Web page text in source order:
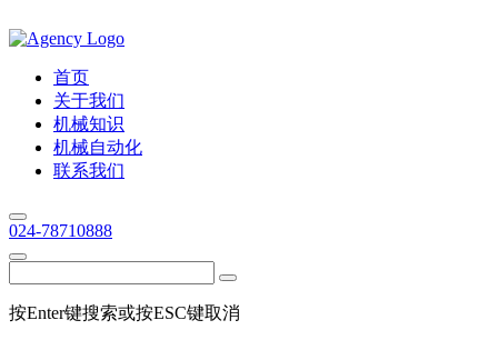
首页
关于我们
机械知识
机械自动化
联系我们
024-78710888
按Enter键搜索或按ESC键取消